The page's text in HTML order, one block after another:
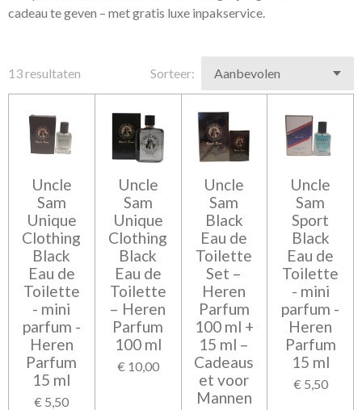
cadeau te geven – met gratis luxe inpakservice.
13 resultaten Sorteer:
Uncle
Sam
Unique
Clothing
Black
Eau de
Toilette
- mini
parfum -
Heren
Parfum
15 ml
€ 5,50
Uncle
Sam
Unique
Clothing
Black
Eau de
Toilette
– Heren
Parfum
100 ml
€ 10,00
Uncle
Sam
Black
Eau de
Toilette
Set –
Heren
Parfum
100 ml +
15 ml –
Cadeaus
et voor
Mannen
Uncle
Sam
Sport
Black
Eau de
Toilette
- mini
parfum -
Heren
Parfum
15 ml
€ 5,50